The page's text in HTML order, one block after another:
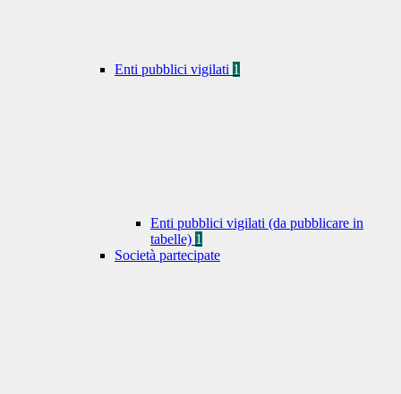
Enti pubblici vigilati 1
Enti pubblici vigilati (da pubblicare in
tabelle) 1
Società partecipate